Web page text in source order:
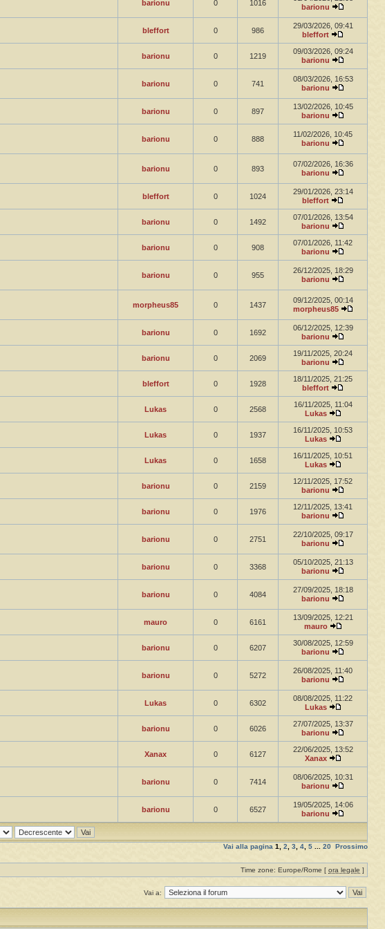
barionu 0 1016
barionu
bleffort 0 986
29/03/2026, 09:41
bleffort
barionu 0 1219
09/03/2026, 09:24
barionu
barionu 0 741
08/03/2026, 16:53
barionu
barionu 0 897
13/02/2026, 10:45
barionu
barionu 0 888
11/02/2026, 10:45
barionu
barionu 0 893
07/02/2026, 16:36
barionu
bleffort 0 1024
29/01/2026, 23:14
bleffort
barionu 0 1492
07/01/2026, 13:54
barionu
barionu 0 908
07/01/2026, 11:42
barionu
barionu 0 955
26/12/2025, 18:29
barionu
morpheus85 0 1437
09/12/2025, 00:14
morpheus85
barionu 0 1692
06/12/2025, 12:39
barionu
barionu 0 2069
19/11/2025, 20:24
barionu
bleffort 0 1928
18/11/2025, 21:25
bleffort
Lukas 0 2568
16/11/2025, 11:04
Lukas
Lukas 0 1937
16/11/2025, 10:53
Lukas
Lukas 0 1658
16/11/2025, 10:51
Lukas
barionu 0 2159
12/11/2025, 17:52
barionu
barionu 0 1976
12/11/2025, 13:41
barionu
barionu 0 2751
22/10/2025, 09:17
barionu
barionu 0 3368
05/10/2025, 21:13
barionu
barionu 0 4084
27/09/2025, 18:18
barionu
mauro 0 6161
13/09/2025, 12:21
mauro
barionu 0 6207
30/08/2025, 12:59
barionu
barionu 0 5272
26/08/2025, 11:40
barionu
Lukas 0 6302
08/08/2025, 11:22
Lukas
barionu 0 6026
27/07/2025, 13:37
barionu
Xanax 0 6127
22/06/2025, 13:52
Xanax
barionu 0 7414
08/06/2025, 10:31
barionu
barionu 0 6527
19/05/2025, 14:06
barionu
Vai alla pagina 1, 2, 3, 4, 5 ... 20 Prossimo
Time zone: Europe/Rome [ ora legale ]
Vai a: